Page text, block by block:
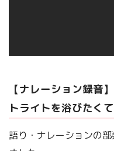
【ナレーション録音
トライトを浴びたく
語り・ナレーションの